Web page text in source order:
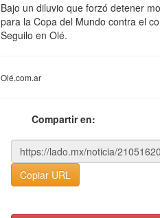
Bajo un diluvio que forzó detener
para la Copa del Mundo contra el
Seguilo en Olé.
Olé.com.ar
Compartir en:
Copiar URL